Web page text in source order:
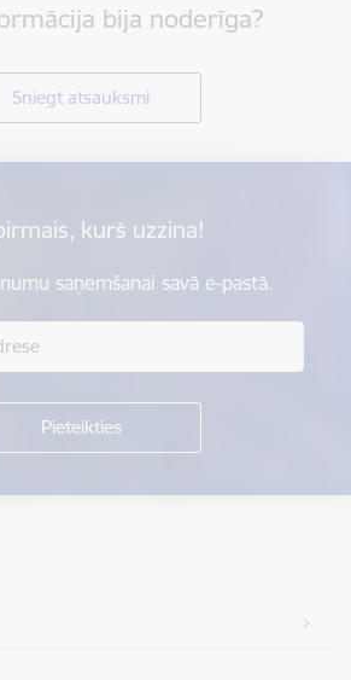
bija noderīga?
Sniegt atsauksmi
kurš uzzina!
saņemšanai savā e-pastā.